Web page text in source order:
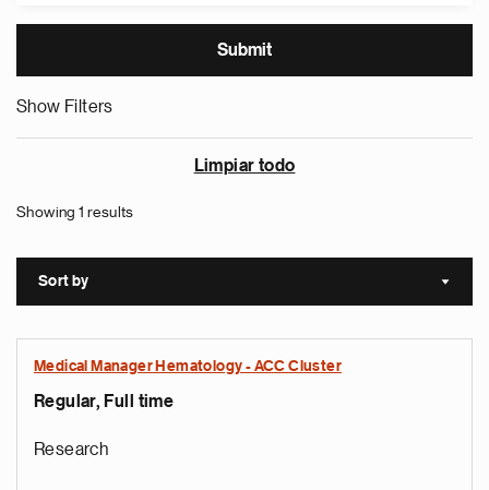
Show Filters
Limpiar todo
Showing 1 results
Sort by Sort
Medical Manager Hematology - ACC Cluster
Regular, Full time
Research